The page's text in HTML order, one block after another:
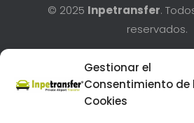
Gestionar el
Consentimiento de
Cookies
© 2025 Inpetransfer.
reservados.